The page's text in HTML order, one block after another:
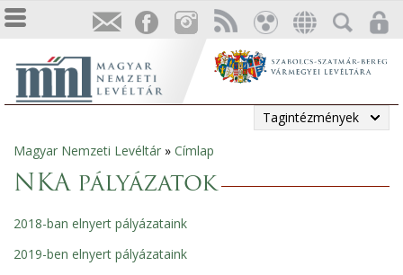
Tagintézmények
Jelenlegi
hely
Magyar Nemzeti Levéltár » Címlap
NKA pályázatok
2018-ban elnyert pályázataink
2019-ben elnyert pályázataink